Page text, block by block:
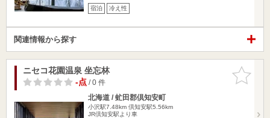
宿泊 冷え性
関連情報から探す
お気に入
りに追加
ニセコ花園温泉 坐忘林
-点/ 0 件
北海道 / 虻田郡倶知安町
小沢駅7.48km 倶知安駅5.56km
JR倶知安駅より車